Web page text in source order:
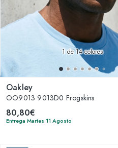
1de 14 colores
Oakley
OO9013 9013D0 Frogskins
80,80€
Entrega Martes 11 Agosto